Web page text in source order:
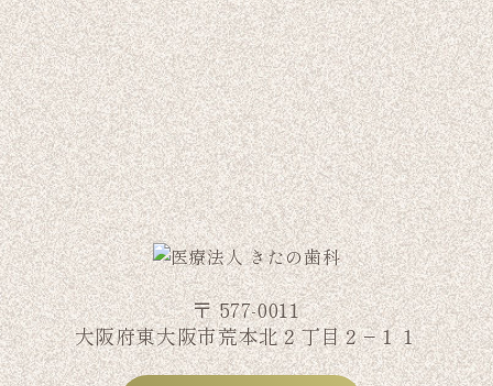
〒 577-0011
大阪府東大阪市荒本北２丁目２−１１